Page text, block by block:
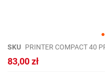
Przejdź
na
początek
SKU PRINTER COMPACT 40
83,00 zł